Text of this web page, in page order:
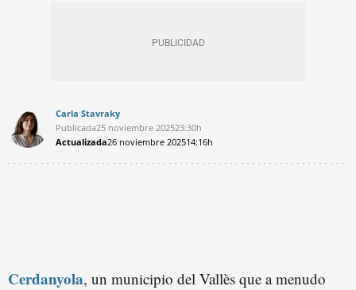
Carla Stavraky
Publicada25 noviembre 202523:30h
Actualizada26 noviembre 202514:16h
Cerdanyola, un municipio del Vallès que a menudo